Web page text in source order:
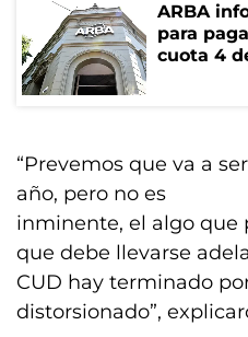
ARBA
para
cuota 4
“Prevemos que va a
año, pero no es
inminente, el algo que
que debe llevarse
CUD hay terminado
distorsionado”,